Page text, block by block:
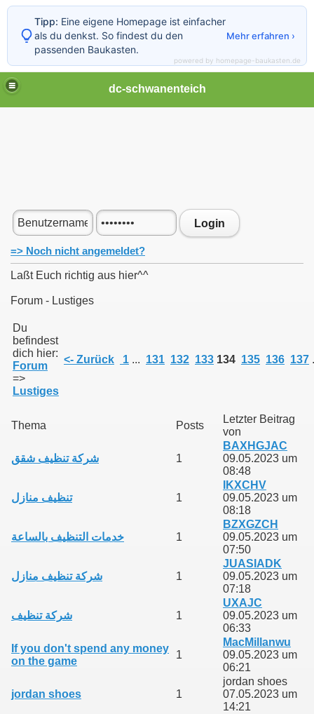
dc-schwanenteich
Login
=> Noch nicht angemeldet?
Laßt Euch richtig aus hier^^
Forum - Lustiges
Du
befindest
dich hier:
Forum
=>
Lustiges
<- Zurück 1 ... 131 132 133 134 135 136 137
Thema Posts
Letzter Beitrag
von
شركة تنظيف شقق 1
BAXHGJAC
09.05.2023 um
08:48
تنظيف منازل 1
IKXCHV
09.05.2023 um
08:18
خدمات التنظيف بالساعة 1
BZXGZCH
09.05.2023 um
07:50
شركة تنظيف منازل 1
JUASIADK
09.05.2023 um
07:18
شركة تنظيف 1
UXAJC
09.05.2023 um
06:33
If you don't spend any money
on the game
1
MacMillanwu
09.05.2023 um
06:21
jordan shoes 1
jordan shoes
07.05.2023 um
14:21
Tipp: Eine eigene Homepage ist einfacher
als du denkst. So findest du den
passenden Baukasten.
Mehr erfahren ›
powered by homepage-baukasten.de